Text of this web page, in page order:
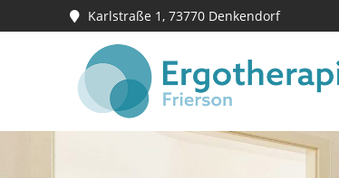
Karlstraße 1, 73770 Denkendorf